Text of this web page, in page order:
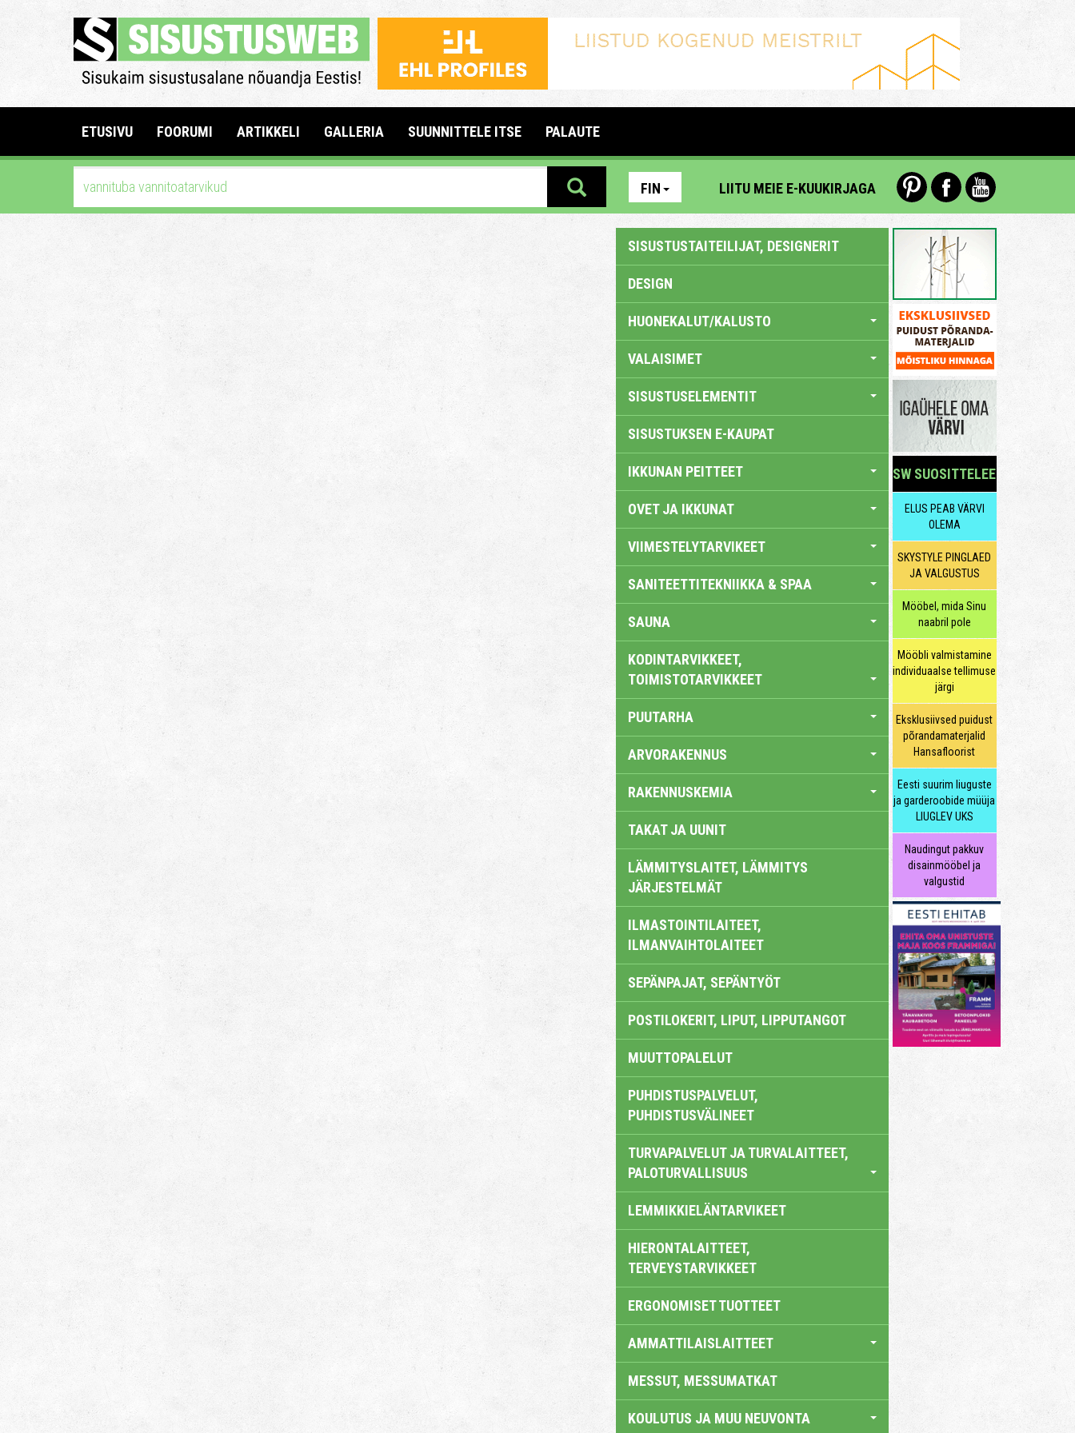
ETUSIVU FOORUMI ARTIKKELI GALLERIA SUUNNITTELE ITSE PALAUTE
FIN LIITU MEIE E-KUUKIRJAGA
SISUSTUSTAITEILIJAT, DESIGNERIT
DESIGN
HUONEKALUT/KALUSTO
VALAISIMET
SISUSTUSELEMENTIT
SISUSTUKSEN E-KAUPAT
IKKUNAN PEITTEET
OVET JA IKKUNAT
VIIMESTELYTARVIKEET
SANITEETTITEKNIIKKA & SPAA
SAUNA
KODINTARVIKKEET,
TOIMISTOTARVIKKEET
PUUTARHA
ARVORAKENNUS
RAKENNUSKEMIA
TAKAT JA UUNIT
LÄMMITYSLAITET, LÄMMITYS
JÄRJESTELMÄT
ILMASTOINTILAITEET,
ILMANVAIHTOLAITEET
SEPÄNPAJAT, SEPÄNTYÖT
POSTILOKERIT, LIPUT, LIPPUTANGOT
MUUTTOPALELUT
PUHDISTUSPALVELUT,
PUHDISTUSVÄLINEET
TURVAPALVELUT JA TURVALAITTEET,
PALOTURVALLISUUS
LEMMIKKIELÄNTARVIKEET
HIERONTALAITTEET,
TERVEYSTARVIKKEET
ERGONOMISET TUOTTEET
AMMATTILAISLAITTEET
MESSUT, MESSUMATKAT
KOULUTUS JA MUU NEUVONTA
SW SUOSITTELEE
ELUS PEAB VÄRVI
OLEMA
SKYSTYLE PINGLAED
JA VALGUSTUS
Mööbel, mida Sinu
naabril pole
Mööbli valmistamine
individuaalse tellimuse
järgi
Eksklusiivsed puidust
põrandamaterjalid
Hansafloorist
Eesti suurim liuguste
ja garderoobide müüja
LIUGLEV UKS
Naudingut pakkuv
disainmööbel ja
valgustid